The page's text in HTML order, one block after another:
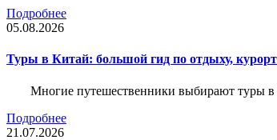
Подробнее
05.08.2026
Туры в Китай: большой гид по отдыху,
Многие путешественники выбирают туры в
Подробнее
21.07.2026